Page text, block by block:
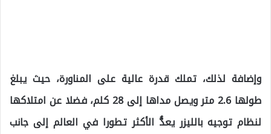
وإضافة لذلك، تملك قدرة عالية على المناورة، حيث يبلغ
طولها 2.6 متر ويصل مداها إلى 28 كلم، فضلا عن امتلاكها
لنظام توجيه بالليزر يعدُّ الأكثر تطورا في العالم إلى جانب